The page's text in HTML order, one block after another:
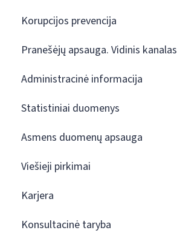
Korupcijos prevencija
Pranešėjų apsauga. Vidinis kanalas
Administracinė informacija
Statistiniai duomenys
Asmens duomenų apsauga
Viešieji pirkimai
Karjera
Konsultacinė taryba